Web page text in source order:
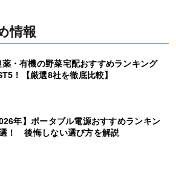
情報
薬・有機の野菜宅配おすすめランキング
！【厳選8社を徹底比較】
年】ポータブル電源おすすめランキン
！ 後悔しない選び方を解説